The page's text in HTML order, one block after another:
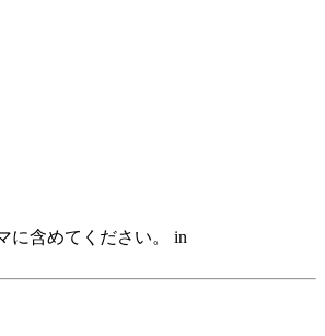
に含めてください。 in